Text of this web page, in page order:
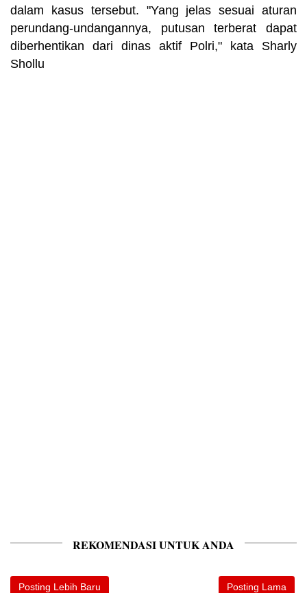
dalam kasus tersebut. "Yang jelas sesuai aturan
perundang-undangannya, putusan terberat dapat
diberhentikan dari dinas aktif Polri," kata Sharly
Shollu
REKOMENDASI UNTUK ANDA
Posting Lebih Baru Posting Lama